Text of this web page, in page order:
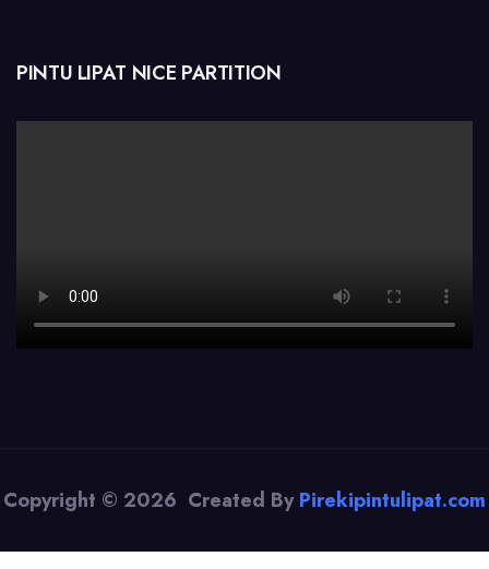
PINTU LIPAT NICE PARTITION
Copyright © 2026 Created ByPirekipintulipat.com